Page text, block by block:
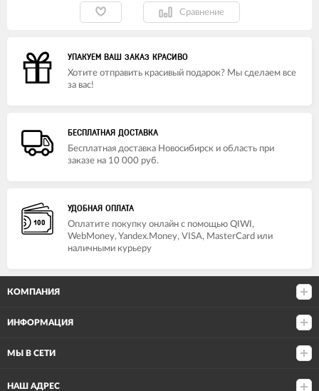
Сравнение
УПАКУЕМ ВАШ ЗАКАЗ КРАСИВО
Хотите отправить красивый подарок? Мы сделаем все
за вас!
БЕСПЛАТНАЯ ДОСТАВКА
Бесплатная доставка Новосибирск и область при
заказе на 10 000 руб.
УДОБНАЯ ОПЛАТА
Оплатите покупку онлайн с помощью QIWI,
WebMoney, Yandex.Money, VISA, MasterCard или
наличными курьеру
КОМПАНИЯ
ИНФОРМАЦИЯ
МЫ В СЕТИ
НАШ АДРЕС